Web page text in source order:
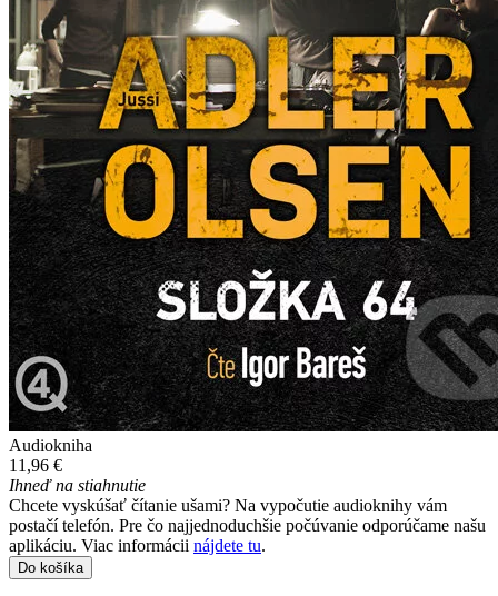
Audiokniha
11,96 €
Ihneď na stiahnutie
Chcete vyskúšať čítanie ušami? Na vypočutie audioknihy vám
postačí telefón. Pre čo najjednoduchšie počúvanie odporúčame našu
aplikáciu. Viac informácii nájdete tu.
Do košíka